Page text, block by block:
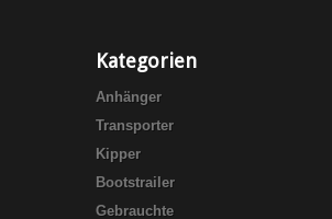
Kategorien
Anhänger
Transporter
Kipper
Bootstrailer
Gebrauchte